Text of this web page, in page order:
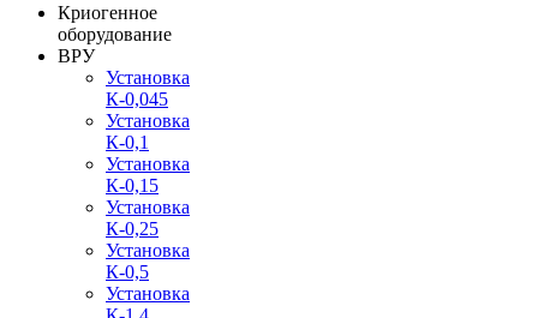
Криогенное
оборудование
ВРУ
Установка
К-0,045
Установка
К-0,1
Установка
К-0,15
Установка
К-0,25
Установка
К-0,5
Установка